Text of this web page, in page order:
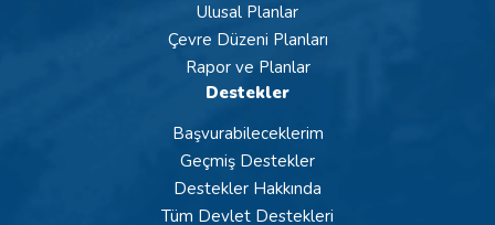
Ulusal Planlar
Çevre Düzeni Planları
Rapor ve Planlar
Destekler
Başvurabileceklerim
Geçmiş Destekler
Destekler Hakkında
Tüm Devlet Destekleri